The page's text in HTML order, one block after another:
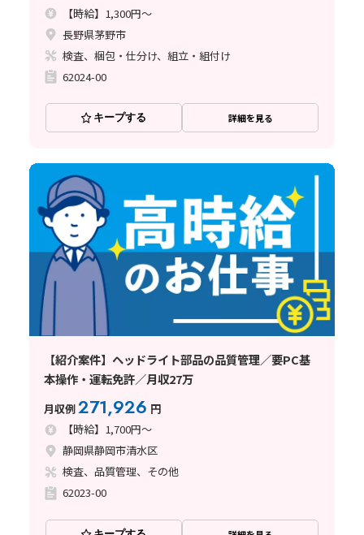
【時給】1,300円～
長野県茅野市
検査、梱包・仕分け、組立・組付け
62024-00
キープする 詳細を見る
【紹介案件】ヘッドライト部品の品質管理／要PC基
本操作・運転免許／月収27万
月収例271,926 円
【時給】1,700円～
静岡県静岡市清水区
検査、品質管理、その他
62023-00